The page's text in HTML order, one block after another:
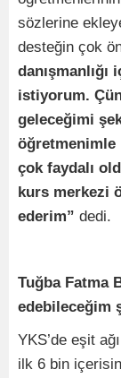
sözlerine
desteğin çok
istiyorum.
geleceğimi
çok faydalı
kurs merkezi
ederim” dedi.
Tuğba Fatma
edebileceğim
YKS’de eşit
ilk 6 bin